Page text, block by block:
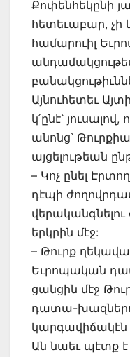
Քոփենհեկընի
հետեւաբար, չի
համարուիլ
Այնուհետեւ
կ՛ընէ՝
անոնց՝
այցելութեան
– Կոչ ընել
դէպի
վերականգնելու
երկրին մէջ:
– Թուրք
Եւրոպական
ցանցին մէջ
դատա-
կարգավիճակէն
Ան նաեւ պէտք է